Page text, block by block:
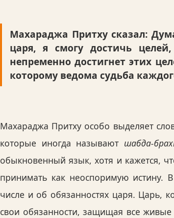
Махараджа Притху сказал:
царя, я смогу достичь
непременно достигнет этих
которому ведома судьба
Махараджа Притху особо выделяет
которые иногда называют шабда-
обыкновенный язык, хотя и кажется,
принимать как неоспоримую истину.
числе и об обязанностях царя. Царь,
свои обязанности, защищая все живые